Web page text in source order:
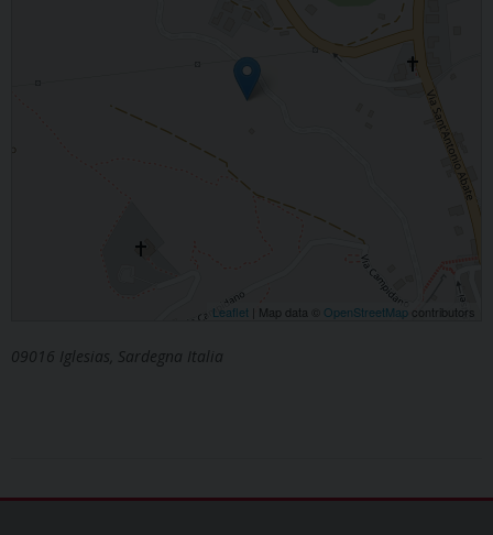
Leaflet | Map data © OpenStreetMap contributors
09016 Iglesias, Sardegna Italia